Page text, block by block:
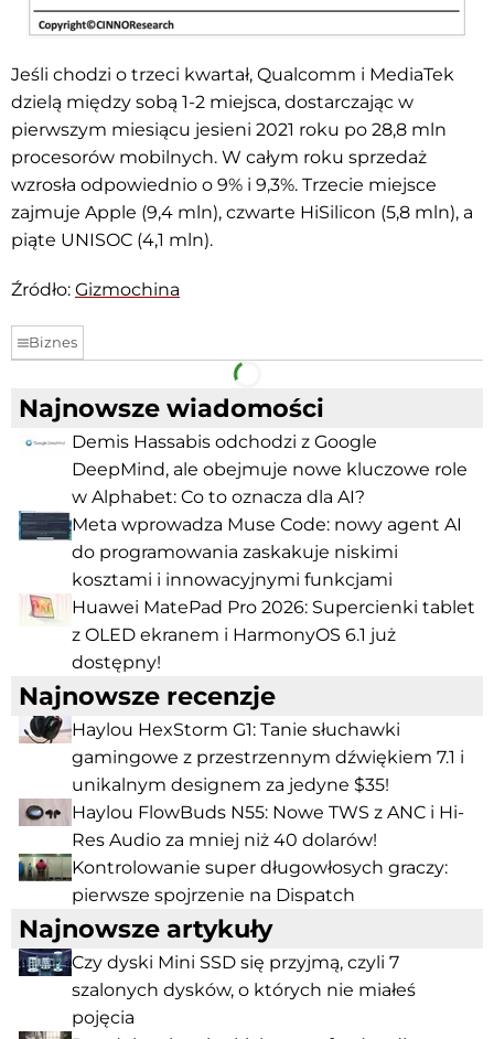
Jeśli chodzi o trzeci kwartał, Qualcomm i MediaTek
dzielą między sobą 1-2 miejsca, dostarczając w
pierwszym miesiącu jesieni 2021 roku po 28,8 mln
procesorów mobilnych. W całym roku sprzedaż
wzrosła odpowiednio o 9% i 9,3%. Trzecie miejsce
zajmuje Apple (9,4 mln), czwarte HiSilicon (5,8 mln), a
piąte UNISOC (4,1 mln).
Źródło: Gizmochina
Biznes
Facebook Telegram
Najnowsze wiadomości
Demis Hassabis odchodzi z Google
DeepMind, ale obejmuje nowe kluczowe role
w Alphabet: Co to oznacza dla AI?
Meta wprowadza Muse Code: nowy agent AI
do programowania zaskakuje niskimi
kosztami i innowacyjnymi funkcjami
Huawei MatePad Pro 2026: Supercienki tablet
z OLED ekranem i HarmonyOS 6.1 już
dostępny!
Najnowsze recenzje
Haylou HexStorm G1: Tanie słuchawki
gamingowe z przestrzennym dźwiękiem 7.1 i
unikalnym designem za jedyne $35!
Haylou FlowBuds N55: Nowe TWS z ANC i Hi-
Res Audio za mniej niż 40 dolarów!
Kontrolowanie super długowłosych graczy:
pierwsze spojrzenie na Dispatch
Najnowsze artykuły
Czy dyski Mini SSD się przyjmą, czyli 7
szalonych dysków, o których nie miałeś
pojęcia